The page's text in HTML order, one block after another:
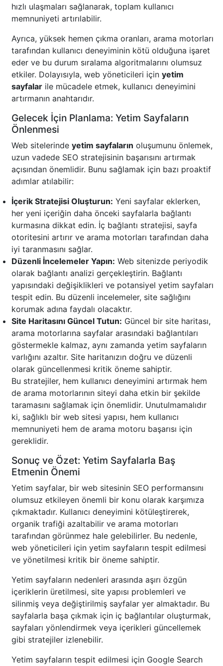
hızlı ulaşmaları sağlanarak, toplam kullanıcı
memnuniyeti artırılabilir.
Ayrıca, yüksek hemen çıkma oranları, arama motorları
tarafından kullanıcı deneyiminin kötü olduğuna işaret
eder ve bu durum sıralama algoritmalarını olumsuz
etkiler. Dolayısıyla, web yöneticileri için yetim
sayfalar ile mücadele etmek, kullanıcı deneyimini
artırmanın anahtarıdır.
Gelecek İçin Planlama: Yetim Sayfaların
Önlenmesi
Web sitelerinde yetim sayfaların oluşumunu önlemek,
uzun vadede SEO stratejisinin başarısını artırmak
açısından önemlidir. Bunu sağlamak için bazı proaktif
adımlar atılabilir:
İçerik Stratejisi Oluşturun: Yeni sayfalar eklerken,
her yeni içeriğin daha önceki sayfalarla bağlantı
kurmasına dikkat edin. İç bağlantı stratejisi, sayfa
otoritesini artırır ve arama motorları tarafından daha
iyi taranmasını sağlar.
Düzenli İncelemeler Yapın: Web sitenizde periyodik
olarak bağlantı analizi gerçekleştirin. Bağlantı
yapısındaki değişiklikleri ve potansiyel yetim sayfaları
tespit edin. Bu düzenli incelemeler, site sağlığını
korumak adına faydalı olacaktır.
Site Haritasını Güncel Tutun: Güncel bir site haritası,
arama motorlarına sayfalar arasındaki bağlantıları
göstermekle kalmaz, aynı zamanda yetim sayfaların
varlığını azaltır. Site haritanızın doğru ve düzenli
olarak güncellenmesi kritik öneme sahiptir.
Bu stratejiler, hem kullanıcı deneyimini artırmak hem
de arama motorlarının siteyi daha etkin bir şekilde
taramasını sağlamak için önemlidir. Unutulmamalıdır
ki, sağlıklı bir web sitesi yapısı, hem kullanıcı
memnuniyeti hem de arama motoru başarısı için
gereklidir.
Sonuç ve Özet: Yetim Sayfalarla Baş
Etmenin Önemi
Yetim sayfalar, bir web sitesinin SEO performansını
olumsuz etkileyen önemli bir konu olarak karşımıza
çıkmaktadır. Kullanıcı deneyimini kötüleştirerek,
organik trafiği azaltabilir ve arama motorları
tarafından görünmez hale gelebilirler. Bu nedenle,
web yöneticileri için yetim sayfaların tespit edilmesi
ve yönetilmesi kritik bir öneme sahiptir.
Yetim sayfaların nedenleri arasında aşırı özgün
içeriklerin üretilmesi, site yapısı problemleri ve
silinmiş veya değiştirilmiş sayfalar yer almaktadır. Bu
sayfalarla başa çıkmak için iç bağlantılar oluşturmak,
sayfaları yönlendirmek veya içerikleri güncellemek
gibi stratejiler izlenebilir.
Yetim sayfaların tespit edilmesi için Google Search